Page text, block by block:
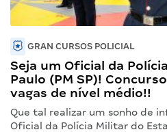
GRAN CURSOS POLICIAL
Seja um Oficial da
Paulo (PM SP)!
vagas de nível médio!!
Que tal realizar um sonho de
Oficial da Polícia Militar do